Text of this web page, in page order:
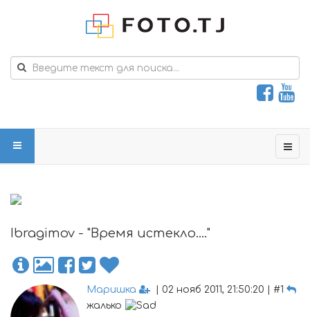
Ibragimov - "Время истекло...."
Маришка
| 02 нояб 2011, 21:50:20 | #1
жалько